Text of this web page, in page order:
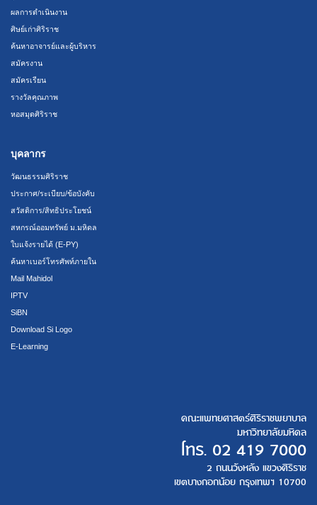
ผลการดำเนินงาน
ศิษย์เก่าศิริราช
ค้นหาอาจารย์และผู้บริหาร
สมัครงาน
สมัครเรียน
รางวัลคุณภาพ
หอสมุดศิริราช
บุคลากร
วัฒนธรรมศิริราช
ประกาศ/ระเบียบ/ข้อบังคับ
สวัสดิการ/สิทธิประโยชน์
สหกรณ์ออมทรัพย์ ม.มหิดล
ใบแจ้งรายได้ (E-PY)
ค้นหาเบอร์โทรศัพท์ภายใน
Mail Mahidol
IPTV
SiBN
Download Si Logo
E-Learning
คณะแพทยศาสตร์ศิริราชพยาบาล
มหาวิทยาลัยมหิดล
โทร. 02 419 7000
2 ถนนวังหลัง แขวงศิริราช
เขตบางกอกน้อย กรุงเทพฯ 10700